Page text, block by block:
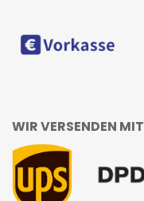
WIR VERSENDEN MIT